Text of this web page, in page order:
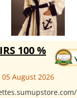
100 %
August 2026